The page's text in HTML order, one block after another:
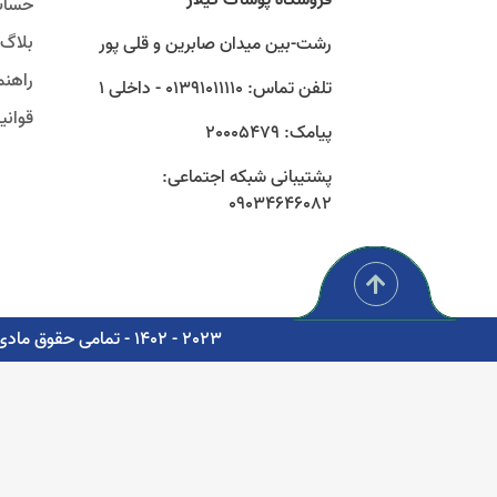
رشت-بین میدان صابرین و قلی پور
تلفن تماس: 01391011110 - داخلی 1
پیامک: 20005479
پشتیبانی شبکه اجتماعی:
09034646082
بلاگ
2023 - 1402 - تمامی حقوق مادی و معنوی برای شرکت پوشاک سبز گستر گیلار محفوظ است. - مشاوره، پشتیبانی و طراحی اتوماسیون دیجیتال: